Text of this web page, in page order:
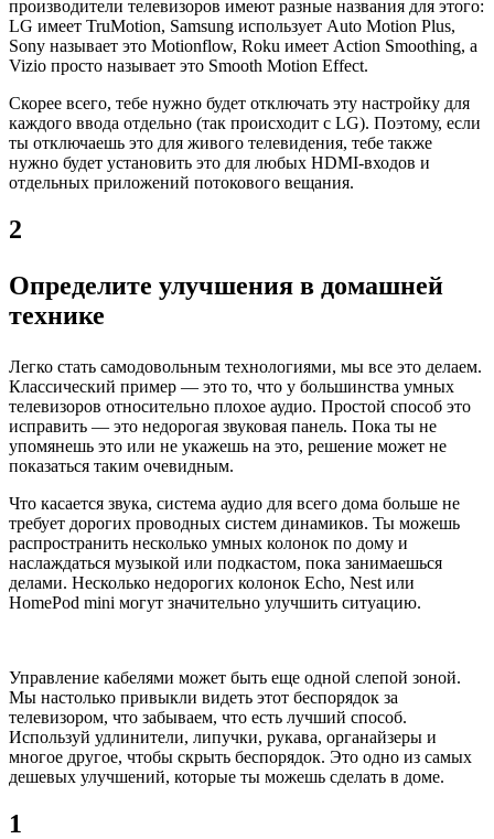
производители телевизоров имеют разные названия для этого:
LG имеет TruMotion, Samsung использует Auto Motion Plus,
Sony называет это Motionflow, Roku имеет Action Smoothing, а
Vizio просто называет это Smooth Motion Effect.
Скорее всего, тебе нужно будет отключать эту настройку для
каждого ввода отдельно (так происходит с LG). Поэтому, если
ты отключаешь это для живого телевидения, тебе также
нужно будет установить это для любых HDMI-входов и
отдельных приложений потокового вещания.
2
Определите улучшения в домашней
технике
Легко стать самодовольным технологиями, мы все это делаем.
Классический пример — это то, что у большинства умных
телевизоров относительно плохое аудио. Простой способ это
исправить — это недорогая звуковая панель. Пока ты не
упомянешь это или не укажешь на это, решение может не
показаться таким очевидным.
Что касается звука, система аудио для всего дома больше не
требует дорогих проводных систем динамиков. Ты можешь
распространить несколько умных колонок по дому и
наслаждаться музыкой или подкастом, пока занимаешься
делами. Несколько недорогих колонок Echo, Nest или
HomePod mini могут значительно улучшить ситуацию.
Управление кабелями может быть еще одной слепой зоной.
Мы настолько привыкли видеть этот беспорядок за
телевизором, что забываем, что есть лучший способ.
Используй удлинители, липучки, рукава, органайзеры и
многое другое, чтобы скрыть беспорядок. Это одно из самых
дешевых улучшений, которые ты можешь сделать в доме.
1